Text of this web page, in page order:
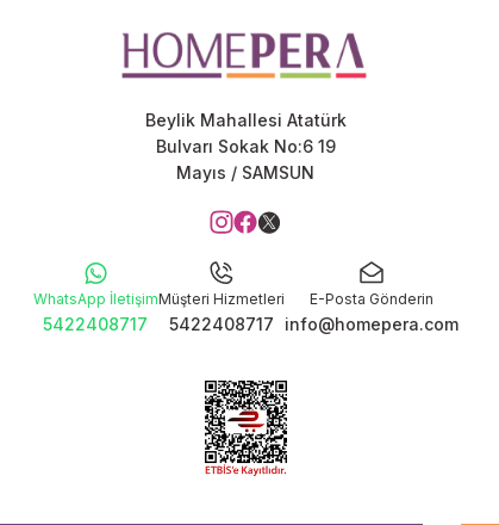
Beylik Mahallesi Atatürk
Bulvarı Sokak No:6 19
Mayıs / SAMSUN
WhatsApp İletişim
5422408717
Müşteri Hizmetleri
5422408717
E-Posta Gönderin
info@homepera.com